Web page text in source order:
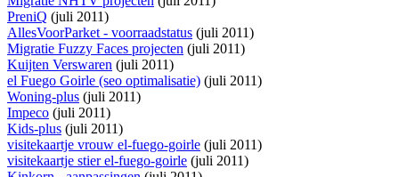
PreniQ (juli 2011)
AllesVoorParket - voorraadstatus (juli 2011)
Migratie Fuzzy Faces projecten (juli 2011)
Kuijten Verswaren (juli 2011)
el Fuego Goirle (seo optimalisatie) (juli 2011)
Woning-plus (juli 2011)
Impeco (juli 2011)
Kids-plus (juli 2011)
visitekaartje vrouw el-fuego-goirle (juli 2011)
visitekaartje stier el-fuego-goirle (juli 2011)